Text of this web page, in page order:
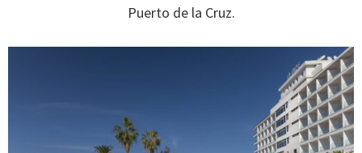
Puerto de la Cruz.